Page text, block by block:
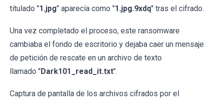
titulado "1.jpg" aparecía como "1.jpg.9xdq" tras el cifrado.
Una vez completado el proceso, este ransomware
cambiaba el fondo de escritorio y dejaba caer un mensaje
de petición de rescate en un archivo de texto
llamado "Dark101_read_it.txt".
Captura de pantalla de los archivos cifrados por el